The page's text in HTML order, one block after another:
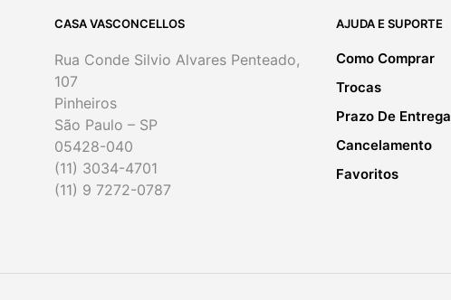
CASA VASCONCELLOS
Rua Conde Silvio Alvares Penteado,
107
Pinheiros
São Paulo – SP
05428-040
(11) 3034-4701
(11) 9 7272-0787
AJUDA E SUPORTE
Como Comprar
Trocas
Prazo De Entrega
Cancelamento
Favoritos